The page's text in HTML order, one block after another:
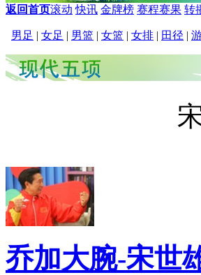
返回首页滚动 快讯 金牌榜 赛程赛果 转
男足 | 女足 | 男篮 | 女篮 | 女排 | 田径 |
乔加大腕-宋世